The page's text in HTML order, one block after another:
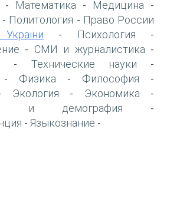
- Математика - Медицина -
- Политология - Право России
- Психология -
- СМИ и журналистика -
- Технические науки -
Физика - Философия -
Экология - Экономика -
и демография -
- Языкознание -